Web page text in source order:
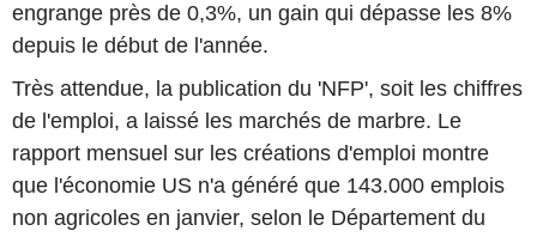
engrange près de 0,3%, un gain qui dépasse les 8%
depuis le début de l'année.
Très attendue, la publication du 'NFP', soit les chiffres
de l'emploi, a laissé les marchés de marbre. Le
rapport mensuel sur les créations d'emploi montre
que l'économie US n'a généré que 143.000 emplois
non agricoles en janvier, selon le Département du